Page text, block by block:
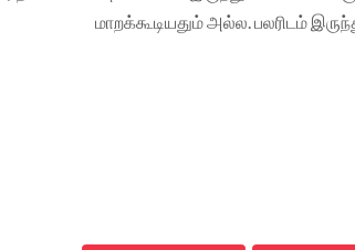
மாறக்கூடியதும் அல்ல. பலரிடம்